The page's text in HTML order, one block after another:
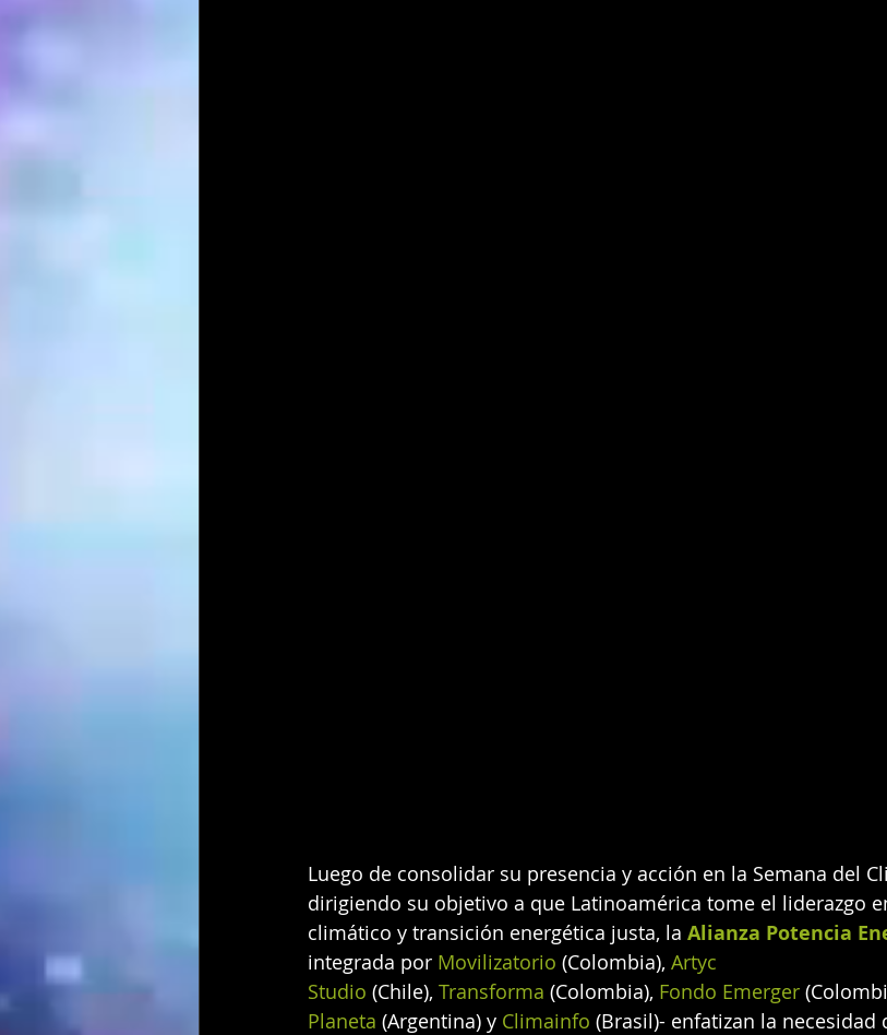
Luego de consolidar su presencia y acción en la Semana del
dirigiendo su objetivo a que Latinoamérica tome el liderazgo
climático y transición energética justa, la Alianza Potencia
integrada por Movilizatorio (Colombia), Artyc
Studio (Chile), Transforma (Colombia), Fondo Emerger
Planeta (Argentina) y Climainfo (Brasil)- enfatizan la